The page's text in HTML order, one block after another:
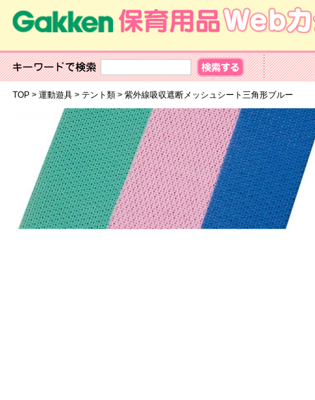
TOP> 運動遊具> テント類> 紫外線吸収遮断メッシュシート三角形ブ